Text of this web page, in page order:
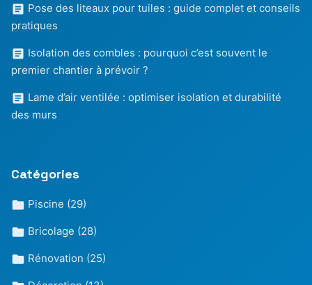
Pose des liteaux pour tuiles : guide complet et conseils
pratiques
Isolation des combles : pourquoi c’est souvent le
premier chantier à prévoir ?
Lame d’air ventilée : optimiser isolation et durabilité
des murs
Catégories
Piscine (29)
Bricolage (28)
Rénovation (25)